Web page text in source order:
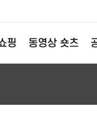
핑 동영상 숏츠